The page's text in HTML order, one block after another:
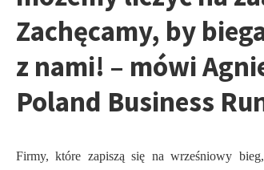
Zachęcamy, by
z nami! – mówi
Poland Business
Firmy, które zapiszą się na wrześniowy